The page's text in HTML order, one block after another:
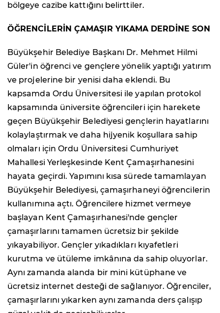
bölgeye cazibe kattığını belirttiler.
ÖĞRENCİLERİN ÇAMAŞIR YIKAMA DERDİNE SON
Büyükşehir Belediye Başkanı Dr. Mehmet Hilmi
Güler'in öğrenci ve gençlere yönelik yaptığı yatırım
ve projelerine bir yenisi daha eklendi. Bu
kapsamda Ordu Üniversitesi ile yapılan protokol
kapsamında üniversite öğrencileri için harekete
geçen Büyükşehir Belediyesi gençlerin hayatlarını
kolaylaştırmak ve daha hijyenik koşullara sahip
olmaları için Ordu Üniversitesi Cumhuriyet
Mahallesi Yerleşkesinde Kent Çamaşırhanesini
hayata geçirdi. Yapımını kısa sürede tamamlayan
Büyükşehir Belediyesi, çamaşırhaneyi öğrencilerin
kullanımına açtı. Öğrencilere hizmet vermeye
başlayan Kent Çamaşırhanesi'nde gençler
çamaşırlarını tamamen ücretsiz bir şekilde
yıkayabiliyor. Gençler yıkadıkları kıyafetleri
kurutma ve ütüleme imkânına da sahip oluyorlar.
Aynı zamanda alanda bir mini kütüphane ve
ücretsiz internet desteği de sağlanıyor. Öğrenciler,
çamaşırlarını yıkarken aynı zamanda ders çalışıp